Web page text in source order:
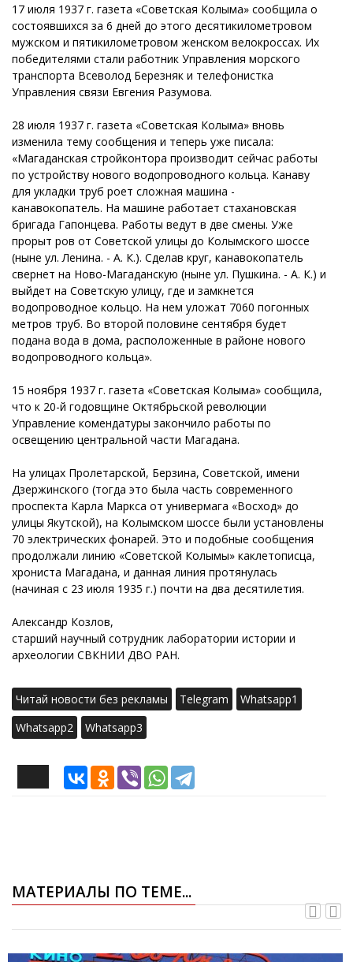
17 июля 1937 г. газета «Советская Колыма» сообщила о
состоявшихся за 6 дней до этого десятикилометровом
мужском и пятикилометровом женском велокроссах. Их
победителями стали работник Управления морского
транспорта Всеволод Березняк и телефонистка
Управления связи Евгения Разумова.
28 июля 1937 г. газета «Советская Колыма» вновь
изменила тему сообщения и теперь уже писала:
«Магаданская стройконтора производит сейчас работы
по устройству нового водопроводного кольца. Канаву
для укладки труб роет сложная машина -
канавокопатель. На машине работает стахановская
бригада Гапонцева. Работы ведут в две смены. Уже
прорыт ров от Советской улицы до Колымского шоссе
(ныне ул. Ленина. - А. К.). Сделав круг, канавокопатель
свернет на Ново-Магаданскую (ныне ул. Пушкина. - А. К.) и
выйдет на Советскую улицу, где и замкнется
водопроводное кольцо. На нем уложат 7060 погонных
метров труб. Во второй половине сентября будет
подана вода в дома, расположенные в районе нового
водопроводного кольца».
15 ноября 1937 г. газета «Советская Колыма» сообщила,
что к 20-й годовщине Октябрьской революции
Управление комендатуры закончило работы по
освещению центральной части Магадана.
На улицах Пролетарской, Берзина, Советской, имени
Дзержинского (тогда это была часть современного
проспекта Карла Маркса от универмага «Восход» до
улицы Якутской), на Колымском шоссе были установлены
70 электрических фонарей. Это и подобные сообщения
продолжали линию «Советской Колымы» каклетописца,
хрониста Магадана, и данная линия протянулась
(начиная с 23 июля 1935 г.) почти на два десятилетия.
Александр Козлов,
старший научный сотрудник лаборатории истории и
археологии СВКНИИ ДВО РАН.
Читай новости без рекламы Telegram
Whatsapp1
Whatsapp2
Whatsapp3
МАТЕРИАЛЫ ПО ТЕМЕ...